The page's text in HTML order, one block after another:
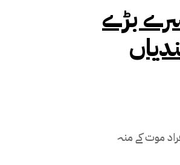
بڑے
موت کے منہ